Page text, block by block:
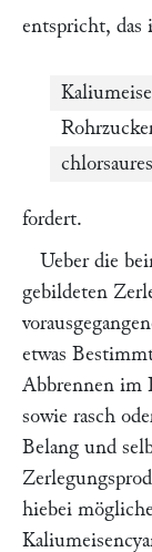
entspricht, das
fordert.
Ueber die
gebildeten
etwas
Abbrennen im
sowie rasch
Belang und
hiebei